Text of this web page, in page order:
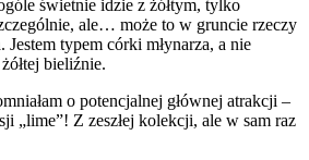
świetnie idzie z żółtym, tylko
ale… może to w gruncie rzeczy
typem córki młynarza, a nie
bieliźnie.
o potencjalnej głównej atrakcji –
„lime”! Z zeszłej kolekcji, ale w sam raz